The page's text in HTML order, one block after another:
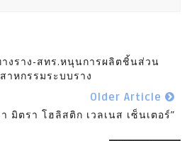
งราง-สทร.หนุนการผลิตชิ้นส่วน
าหกรรมระบบราง
Older Article
มิตรา โฮลิสติก เวลเนส เซ็นเตอร์”